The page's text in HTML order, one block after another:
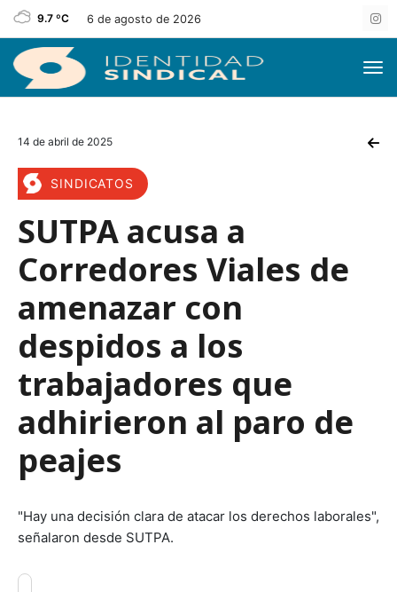
9.7 ºC 6 de agosto de 2026
14 de abril de 2025
SINDICATOS
SUTPA acusa a
Corredores Viales de
amenazar con
despidos a los
trabajadores que
adhirieron al paro de
peajes
"Hay una decisión clara de atacar los derechos laborales",
señalaron desde SUTPA.